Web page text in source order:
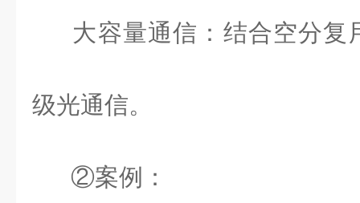
大容量通信：结合空分复
级光通信。
②案例：